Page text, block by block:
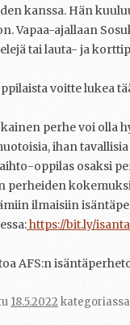
kanssa. Hän
Vapaa-ajallaan
tai lauta- ja
voitte lukea
perhe voi olla
ihan
oppilas osaksi
perheiden
ilmaisiin
https://bit.ly/
AFS:n
18.5.2022 kategoriassa